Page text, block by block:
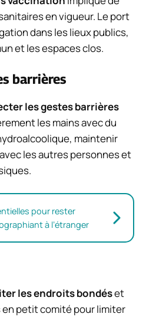
en vigueur. Le port
dans les lieux publics,
et les espaces clos.
barrières
les gestes barrières
les mains avec du
maintenir
les autres personnes et
pour rester
à l’étranger
les endroits bondéset
petit comité pour limiter